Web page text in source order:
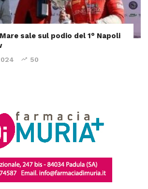
sale sul podio del 1° Napoli
50